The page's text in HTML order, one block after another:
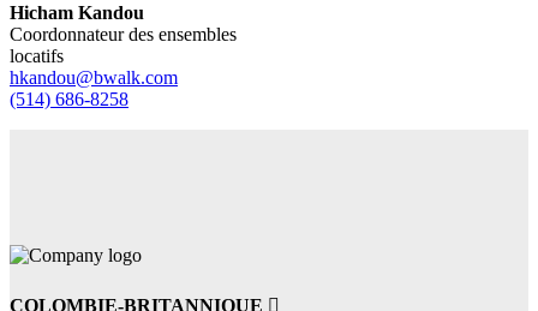
Hicham Kandou
Coordonnateur des ensembles
locatifs
hkandou@bwalk.com
(514) 686-8258
COLOMBIE-BRITANNIQUE